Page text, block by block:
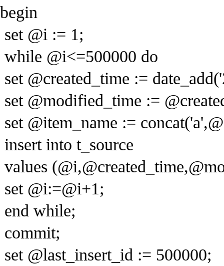
begin
set @i := 1;
while @i<=500000 do
set @created_time :=
set @modified_time :=
set @item_name :=
insert into t_source
values
set @i:=@i+1;
end while;
commit;
set @last_insert_id := 500000;